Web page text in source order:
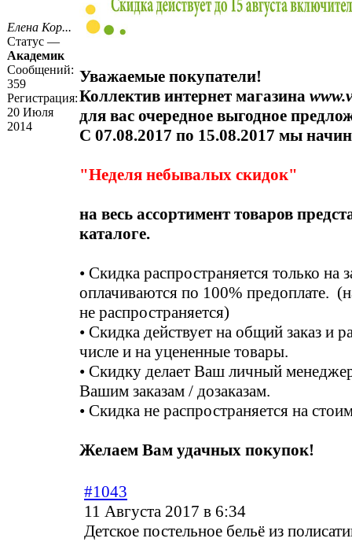
Елена Кор...
Статус —
Академик
Сообщений:
359
Регистрация:
20 Июля
2014
Уважаемые покупатели!
Коллектив интернет магазина
для вас очередное выгодное
С 07.08.2017 по 15.08.2017 мы
"Неделя небывалых скидок"
на весь ассортимент товаров
каталоге.
• Скидка распространяется только на
оплачиваются по 100% предоплате.
не распространяется)
• Скидка действует на общий заказ и
числе и на уцененные товары.
• Скидку делает Ваш личный
Вашим заказам / дозаказам.
• Скидка не распространяется на
Желаем Вам удачных покупок!
#1043
11 Августа 2017 в 6:34
Детское постельное бельё из